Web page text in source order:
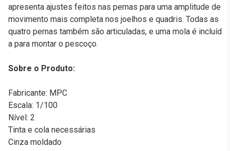
apresenta ajustes feitos nas pernas para uma amplitude de
movimento mais completa nos joelhos e quadris. Todas as
quatro pernas também são articuladas, e uma mola é incluíd
a para montar o pescoço.
Sobre o Produto:
Fabricante: MPC
Escala: 1/100
Nível: 2
Tinta e cola necessárias
Cinza moldado